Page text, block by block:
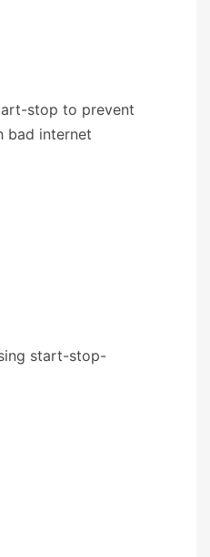
stop to prevent
bad internet
start-stop-